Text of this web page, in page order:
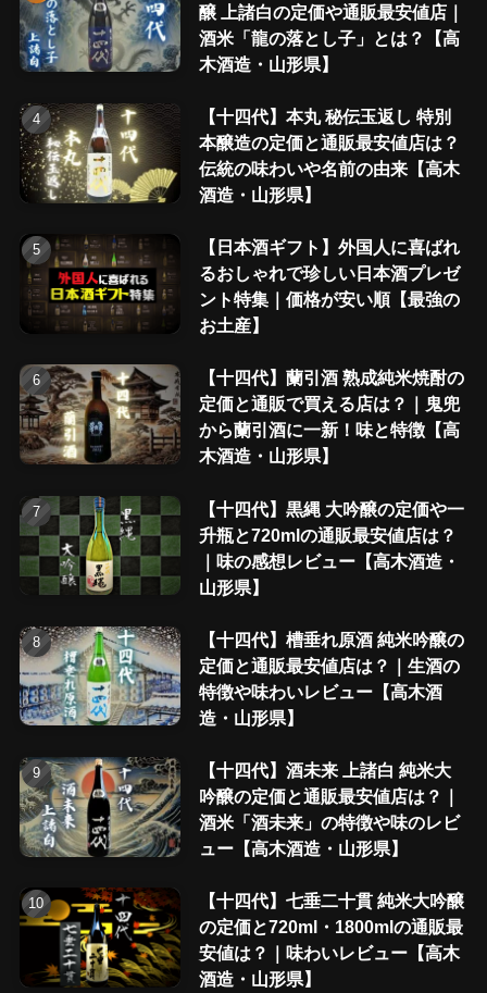
醸 上諸白の定価や通販最安値店｜
酒米「龍の落とし子」とは？【高
木酒造・山形県】
【十四代】本丸 秘伝玉返し 特別
本醸造の定価と通販最安値店は？
伝統の味わいや名前の由来【高木
酒造・山形県】
【日本酒ギフト】外国人に喜ばれ
るおしゃれで珍しい日本酒プレゼ
ント特集｜価格が安い順【最強の
お土産】
【十四代】蘭引酒 熟成純米焼酎の
定価と通販で買える店は？｜鬼兜
から蘭引酒に一新！味と特徴【高
木酒造・山形県】
【十四代】黒縄 大吟醸の定価や一
升瓶と720mlの通販最安値店は？
｜味の感想レビュー【高木酒造・
山形県】
【十四代】槽垂れ原酒 純米吟醸の
定価と通販最安値店は？｜生酒の
特徴や味わいレビュー【高木酒
造・山形県】
【十四代】酒未来 上諸白 純米大
吟醸の定価と通販最安値店は？｜
酒米「酒未来」の特徴や味のレビ
ュー【高木酒造・山形県】
【十四代】七垂二十貫 純米大吟醸
の定価と720ml・1800mlの通販最
安値は？｜味わいレビュー【高木
酒造・山形県】